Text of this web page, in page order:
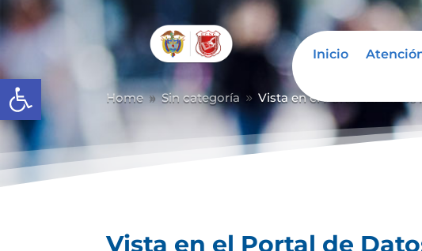
Abrir barra de herramientas
Inicio
Home 9 Sin categoría 9 Vista en el Portal de Datos
Vista en el Portal de